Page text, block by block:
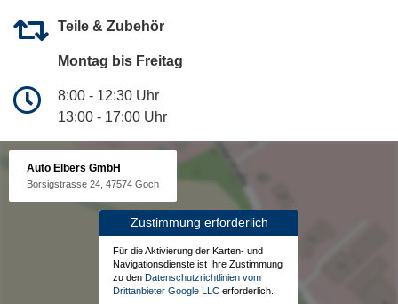
Teile & Zubehör
Montag bis Freitag
8:00 - 12:30 Uhr
13:00 - 17:00 Uhr
Auto Elbers GmbH
Borsigstrasse 24, 47574 Goch
Zustimmung erforderlich
Für die Aktivierung der Karten- und
Navigationsdienste ist Ihre Zustimmung
zu den Datenschutzrichtlinien vom
Drittanbieter Google LLC erforderlich.